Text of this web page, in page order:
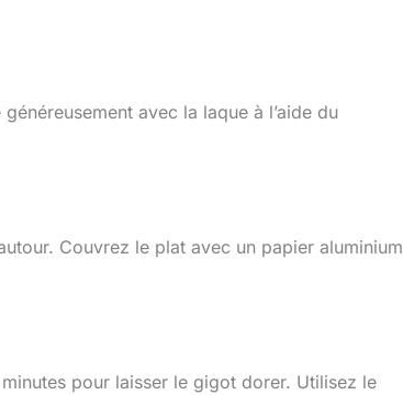
avec la laque à l’aide du
Couvrez le plat avec un papier aluminium
pour laisser le gigot dorer. Utilisez le